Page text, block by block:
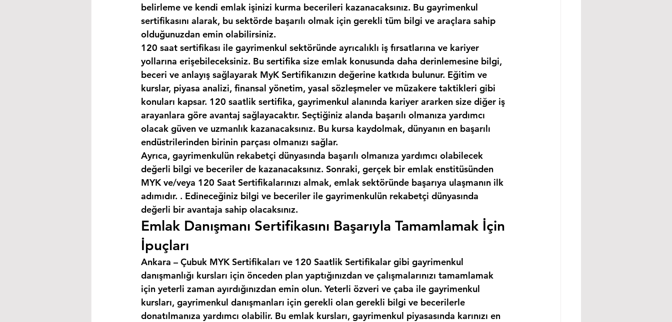
belirleme ve kendi emlak işinizi kurma becerileri kazanacaksınız. Bu gayrimenkul
sertifikasını alarak, bu sektörde başarılı olmak için gerekli tüm bilgi ve araçlara sahip
olduğunuzdan emin olabilirsiniz.
120 saat sertifikası ile gayrimenkul sektöründe ayrıcalıklı iş fırsatlarına ve kariyer
yollarına erişebileceksiniz. Bu sertifika size emlak konusunda daha derinlemesine bilgi,
beceri ve anlayış sağlayarak MyK Sertifikanızın değerine katkıda bulunur. Eğitim ve
kurslar, piyasa analizi, finansal yönetim, yasal sözleşmeler ve müzakere taktikleri gibi
konuları kapsar. 120 saatlik sertifika, gayrimenkul alanında kariyer ararken size diğer iş
arayanlara göre avantaj sağlayacaktır. Seçtiğiniz alanda başarılı olmanıza yardımcı
olacak güven ve uzmanlık kazanacaksınız. Bu kursa kaydolmak, dünyanın en başarılı
endüstrilerinden birinin parçası olmanızı sağlar.
Ayrıca, gayrimenkulün rekabetçi dünyasında başarılı olmanıza yardımcı olabilecek
değerli bilgi ve beceriler de kazanacaksınız. Sonraki, gerçek bir emlak enstitüsünden
MYK ve/veya 120 Saat Sertifikalarınızı almak, emlak sektöründe başarıya ulaşmanın ilk
adımıdır. . Edineceğiniz bilgi ve beceriler ile gayrimenkulün rekabetçi dünyasında
değerli bir avantaja sahip olacaksınız.
Emlak Danışmanı Sertifikasını Başarıyla Tamamlamak İçin
İpuçları
Ankara – Çubuk MYK Sertifikaları ve 120 Saatlik Sertifikalar gibi gayrimenkul
danışmanlığı kursları için önceden plan yaptığınızdan ve çalışmalarınızı tamamlamak
için yeterli zaman ayırdığınızdan emin olun. Yeterli özveri ve çaba ile gayrimenkul
kursları, gayrimenkul danışmanları için gerekli olan gerekli bilgi ve becerilerle
donatılmanıza yardımcı olabilir. Bu emlak kursları, gayrimenkul piyasasında karınızı en